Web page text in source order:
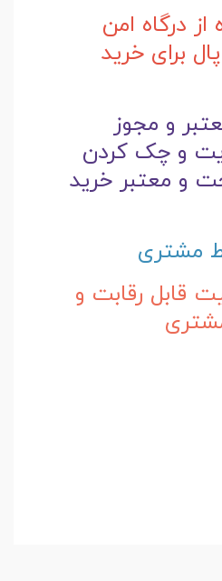
از درگاه امن
برای خرید
و مجوز
و چک کردن
و معتبر خرید
مشتری
قابل رقابت و